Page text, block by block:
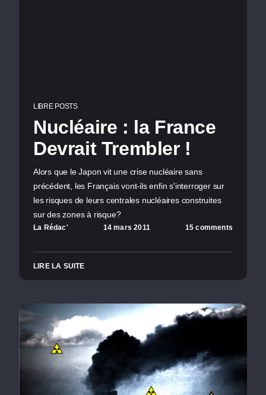
LIBRE POSTS
Nucléaire : la France
Devrait Trembler !
Alors que le Japon vit une crise nucléaire sans
précédent, les Français vont-ils enfin s'interroger sur
les risques de leurs centrales nucléaires construites
sur des zones à risque?
La Rédac' 14 mars 2011 15 comments
LIRE LA SUITE